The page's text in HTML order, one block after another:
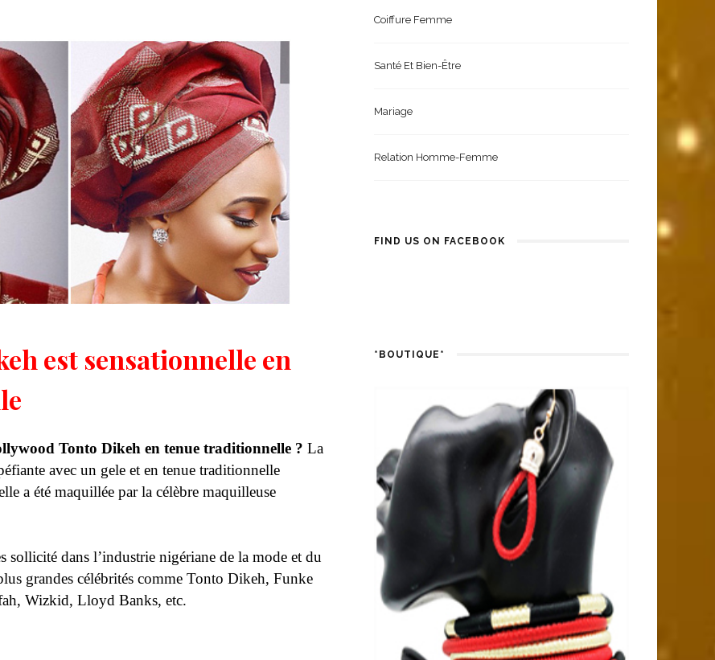
est sensationnelle en
Tonto Dikeh en tenue traditionnelle ? La
avec un gele et en tenue traditionnelle
a été maquillée par la célèbre maquilleuse
sollicité dans l’industrie nigériane de la mode et du
grandes célébrités comme Tonto Dikeh, Funke
Wizkid, Lloyd Banks, etc.
Coiffure Femme
Santé Et Bien-Être
Mariage
Relation Homme-Femme
FIND US ON FACEBOOK
*BOUTIQUE*